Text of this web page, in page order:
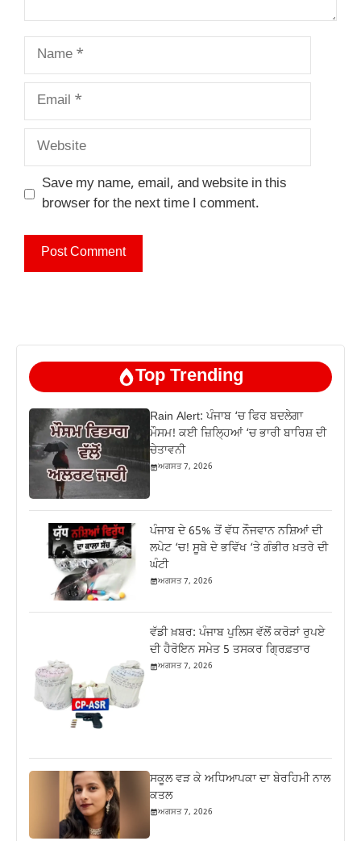
Name
Email
Website
Save my name, email, and website in this
browser for the next time I comment.
Top Trending
Rain Alert: ਪੰਜਾਬ ‘ਚ ਫਿਰ ਬਦਲੇਗਾ
ਮੌਸਮ! ਕਈ ਜ਼ਿਲ੍ਹਿਆਂ ‘ਚ ਭਾਰੀ ਬਾਰਿਸ਼ ਦੀ
ਚੇਤਾਵਨੀ
ਅਗਸਤ 7, 2026
ਪੰਜਾਬ ਦੇ 65% ਤੋਂ ਵੱਧ ਨੌਜਵਾਨ ਨਸ਼ਿਆਂ ਦੀ
ਲਪੇਟ ‘ਚ! ਸੂਬੇ ਦੇ ਭਵਿੱਖ ‘ਤੇ ਗੰਭੀਰ ਖ਼ਤਰੇ ਦੀ
ਘੰਟੀ
ਅਗਸਤ 7, 2026
ਵੱਡੀ ਖ਼ਬਰ: ਪੰਜਾਬ ਪੁਲਿਸ ਵੱਲੋਂ ਕਰੋੜਾਂ ਰੁਪਏ
ਦੀ ਹੈਰੋਇਨ ਸਮੇਤ 5 ਤਸਕਰ ਗ੍ਰਿਫ਼ਤਾਰ
ਅਗਸਤ 7, 2026
ਸਕੂਲ ਵੜ ਕੇ ਅਧਿਆਪਕਾ ਦਾ ਬੇਰਹਿਮੀ ਨਾਲ
ਕਤਲ
ਅਗਸਤ 7, 2026